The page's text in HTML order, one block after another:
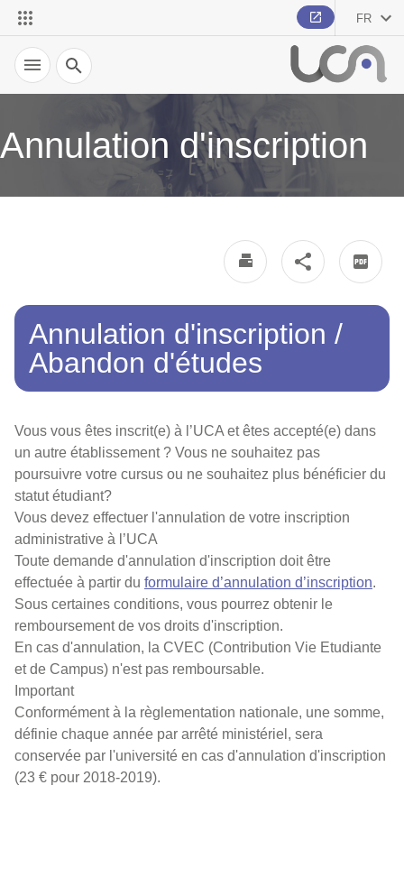
FR
Recherche
Annulation d'inscription
Annulation d'inscription /
Abandon d'études
Vous vous êtes inscrit(e) à l’UCA et êtes accepté(e) dans
un autre établissement ? Vous ne souhaitez pas
poursuivre votre cursus ou ne souhaitez plus bénéficier du
statut étudiant?
Vous devez effectuer l'annulation de votre inscription
administrative à l’UCA
Toute demande d'annulation d'inscription doit être
effectuée à partir du formulaire d’annulation d’inscription.
Sous certaines conditions, vous pourrez obtenir le
remboursement de vos droits d'inscription.
En cas d'annulation, la CVEC (Contribution Vie Etudiante
et de Campus) n'est pas remboursable.
Important
Conformément à la règlementation nationale, une somme,
définie chaque année par arrêté ministériel, sera
conservée par l'université en cas d'annulation d'inscription
(23 € pour 2018-2019).